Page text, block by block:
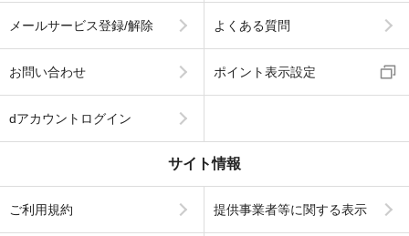
メールサービス登録/解除 よくある質問
お問い合わせ ポイント表示設定
dアカウントログイン
サイト情報
ご利用規約 提供事業者等に関する表示